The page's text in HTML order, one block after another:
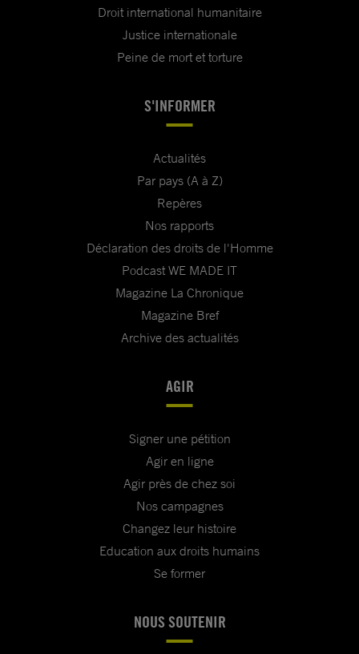
Droit international humanitaire
Justice internationale
Peine de mort et torture
S'INFORMER
Actualités
Par pays (A à Z)
Repères
Nos rapports
Déclaration des droits de l'Homme
Podcast WE MADE IT
Magazine La Chronique
Magazine Bref
Archive des actualités
AGIR
Signer une pétition
Agir en ligne
Agir près de chez soi
Nos campagnes
Changez leur histoire
Education aux droits humains
Se former
NOUS SOUTENIR